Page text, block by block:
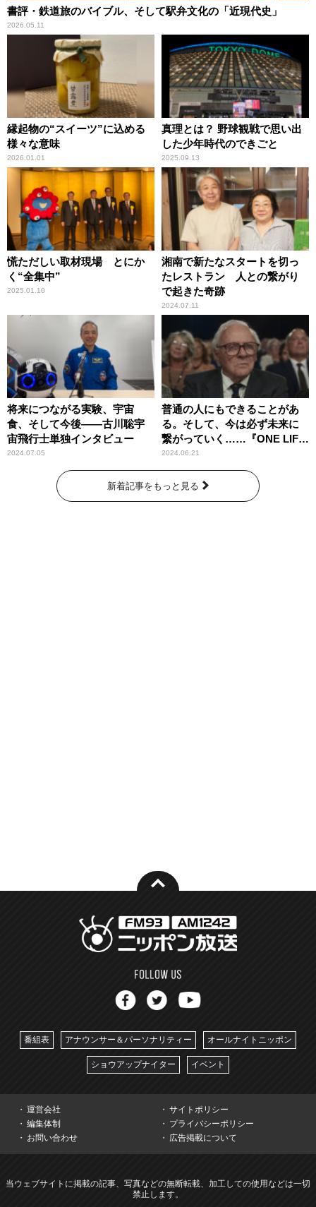
書評・鉄道旅のバイブル、そして駅弁文化の「近現代史」
2026.05.11
縁起物の“スイーツ”に込める
様々な意味
2026.01.01
真理とは？ 野球観戦で思い出
した少年時代のできごと
2025.09.13
慌ただしい取材現場 とにか
く“全集中”
2025.01.10
湘南で新たなスタートを切っ
たレストラン 人との繋がり
で起きた奇跡
2024.07.11
将来につながる実験、宇宙
食、そして今後――古川聡宇
宙飛行士単独インタビュー
2024.07.05
普通の人にもできることがあ
る。そして、今は必ず未来に
繋がっていく……『ONE LIFE
奇跡が繋いだ6000の命』
2024.06.21
新着記事をもっと見る
番組表 アナウンサー＆パーソナリティー オールナイトニッポン
ショウアップナイター イベント
運営会社
サイトポリシー
編集体制
プライバシーポリシー
お問い合わせ
広告掲載について
当ウェブサイトに掲載の記事、写真などの無断転載、加工しての使用などは一切
禁止します。